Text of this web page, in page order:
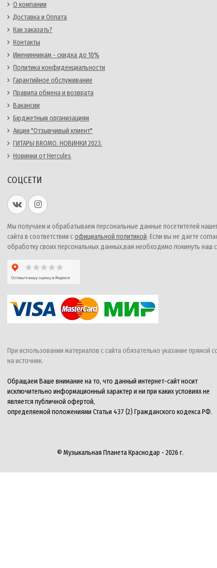
О компании
Доставка и Оплата
Как заказать?
Контакты
Именинникам - скидка до 10%
Политика конфиденциальности
Гарантийное обслуживание
Правила обмена и возврата
Вакансии
Бюджетным организациям
Акция "Отзывчивый клиент"
ГИТАРЫ BROMO. НОВИНКИ 2023.
Новинки от Hercules
СОЦСЕТИ
Мы получаем и обрабатываем персональные данные посетителей
сайта в соответствии софициальной политикой. Если вы не даете
обработку своих персональных данных,вам необходимо покинуть наш
При использовании материалов с сайта обязательно указание прямой
на источник.
Обращаем Ваше внимание на то, что данный интернет-сайт носит
исключительно информационный характер и ни при каких условиях не
является публичной офертой,
определяемой положениями Статьи 437 (2) Гражданского кодекса РФ.
© Музыкальная Планета Краснодар - 2026 г.